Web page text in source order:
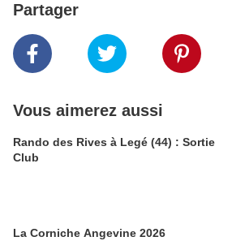
Partager
Vous aimerez aussi
Rando des Rives à Legé (44) : Sortie
Club
La Corniche Angevine 2026